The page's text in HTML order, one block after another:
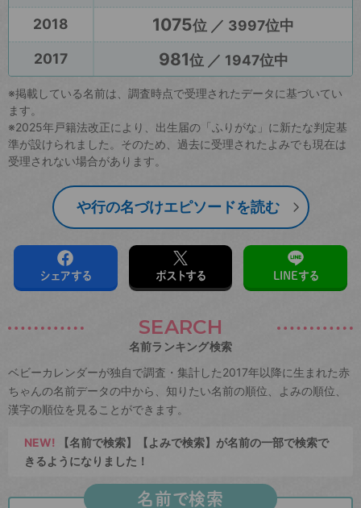
2018
1075位 ／ 3997位中
2017
981位 ／ 1947位中
※掲載している名前は、調査時点で受理されたデータに基づいてい
ます。
※2025年戸籍法改正により、出生届の「ふりがな」に新たな判定基
準が設けられました。そのため、過去に受理されたよみでも現在は
受理されない場合があります。
や行の名づけエピソードを読む
シェアする ポストする LINEする
SEARCH
名前ランキング検索
ベビーカレンダーが独自で調査・集計した2017年以降に生まれた赤
ちゃんの名前データの中から、知りたい名前の順位、よみの順位、
漢字の順位を見ることができます。
NEW! 【名前で検索】【よみで検索】が名前の一部で検索で
きるようになりました！
名前で検索